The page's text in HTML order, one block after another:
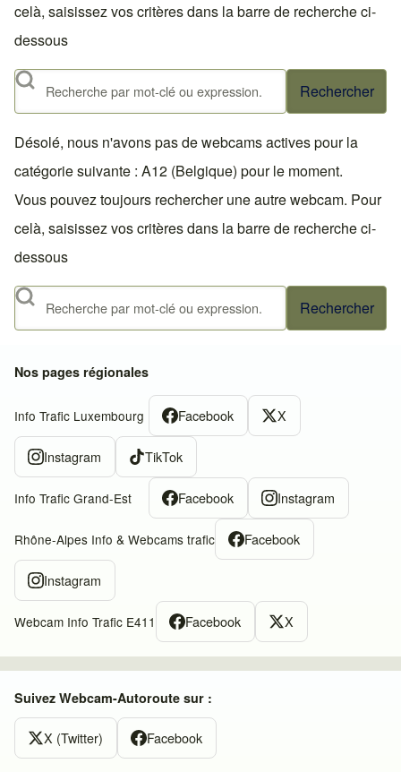
celà, saisissez vos critères dans la barre de recherche ci-
dessous
Rechercher
Désolé, nous n'avons pas de webcams actives pour la
catégorie suivante : A12 (Belgique) pour le moment.
Vous pouvez toujours rechercher une autre webcam. Pour
celà, saisissez vos critères dans la barre de recherche ci-
dessous
Rechercher
Nos pages régionales
Info Trafic Luxembourg Facebook X
Instagram TikTok
Info Trafic Grand-Est Facebook Instagram
Rhône-Alpes Info & Webcams trafic Facebook
Instagram
Webcam Info Trafic E411 Facebook X
Suivez Webcam-Autoroute sur :
X (Twitter) Facebook